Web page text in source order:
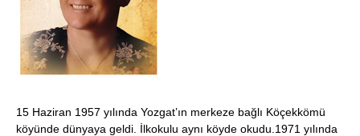
15 Haziran 1957 yılında Yozgat’ın merkeze bağlı Köçekkömü
köyünde dünyaya geldi. İlkokulu aynı köyde okudu.1971 yılında